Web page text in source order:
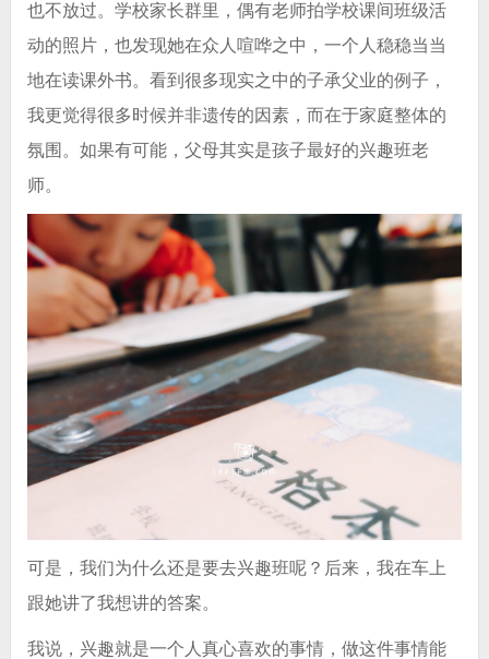
也不放过。学校家长群里，偶有老师拍学校课间班级活
动的照片，也发现她在众人喧哗之中，一个人稳稳当当
地在读课外书。看到很多现实之中的子承父业的例子，
我更觉得很多时候并非遗传的因素，而在于家庭整体的
氛围。如果有可能，父母其实是孩子最好的兴趣班老
师。
可是，我们为什么还是要去兴趣班呢？后来，我在车上
跟她讲了我想讲的答案。
我说，兴趣就是一个人真心喜欢的事情，做这件事情能